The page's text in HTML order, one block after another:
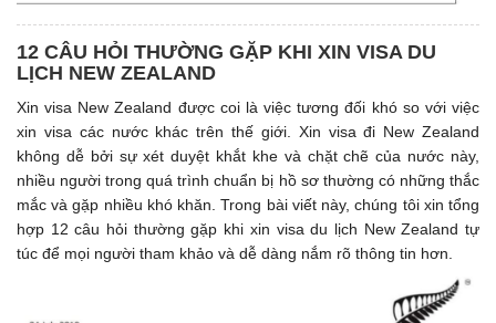
12 CÂU HỎI THƯỜNG GẶP KHI XIN VISA DU
LỊCH NEW ZEALAND
Xin visa New Zealand được coi là việc tương đối khó so với việc
xin visa các nước khác trên thế giới. Xin visa đi New Zealand
không dễ bởi sự xét duyệt khắt khe và chặt chẽ của nước này,
nhiều người trong quá trình chuẩn bị hồ sơ thường có những thắc
mắc và gặp nhiều khó khăn. Trong bài viết này, chúng tôi xin tổng
hợp 12 câu hỏi thường gặp khi xin visa du lịch New Zealand tự
túc để mọi người tham khảo và dễ dàng nắm rõ thông tin hơn.